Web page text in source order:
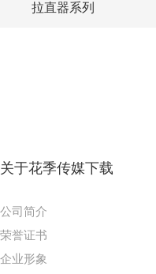
拉直器系列
关于花季传媒下载
公司简介
荣誉证书
企业形象